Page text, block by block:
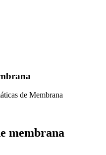
de Membrana
membrana